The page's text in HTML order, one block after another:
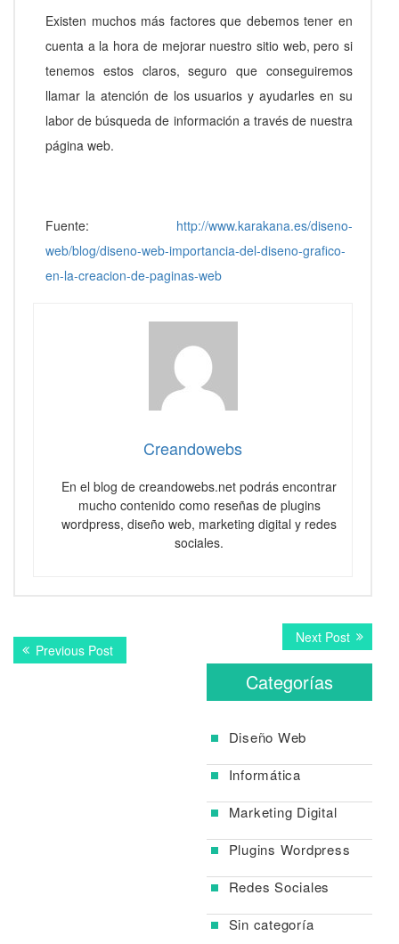
Existen muchos más factores que debemos tener en
cuenta a la hora de mejorar nuestro sitio web, pero si
tenemos estos claros, seguro que conseguiremos
llamar la atención de los usuarios y ayudarles en su
labor de búsqueda de información a través de nuestra
página web.
Fuente: http://www.karakana.es/diseno-
web/blog/diseno-web-importancia-del-diseno-grafico-
en-la-creacion-de-paginas-web
Creandowebs
En el blog de creandowebs.net podrás encontrar
mucho contenido como reseñas de plugins
wordpress, diseño web, marketing digital y redes
sociales.
Navegación
dePrevious PostPrevious
post:
Next PostNext
post:
Categorías
Diseño Web
Informática
Marketing Digital
Plugins Wordpress
Redes Sociales
Sin categoría